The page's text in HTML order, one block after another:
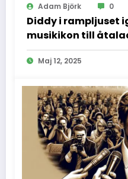
Adam Björk 0
Diddy i rampljuset
musikikon till
dramatisk rättssal
Maj 12, 2025